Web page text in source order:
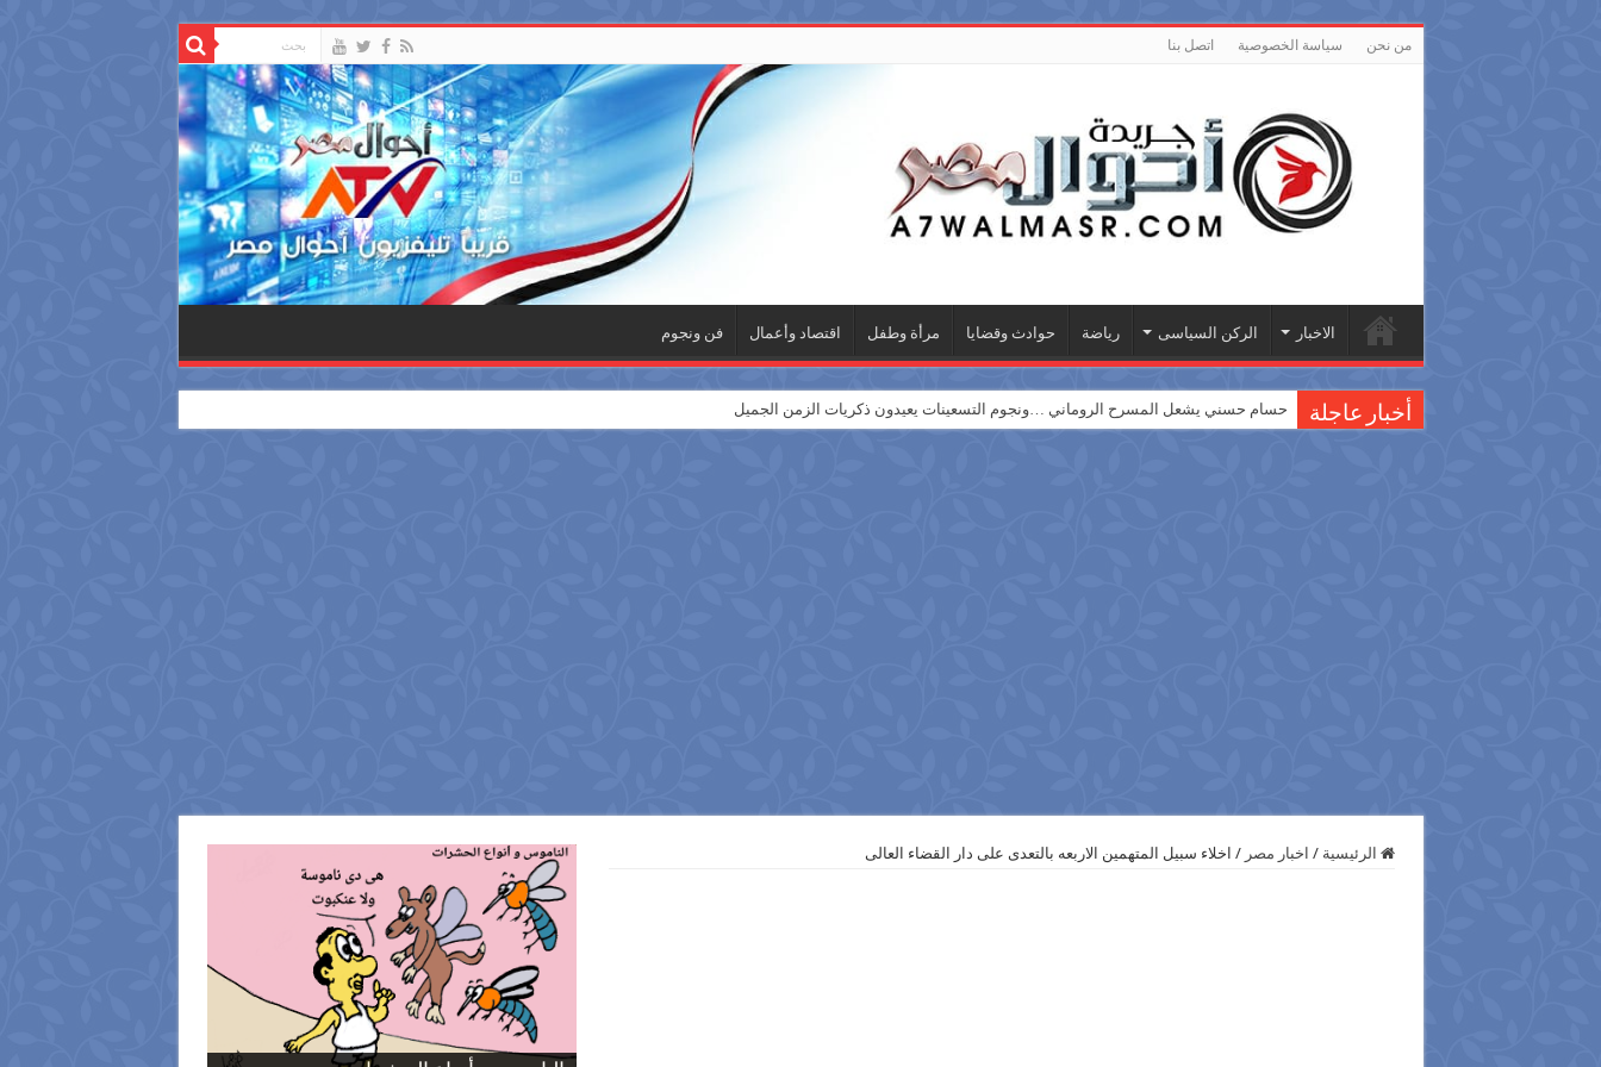
من نحن سياسة الخصوصية اتصل بنا
الاخبار الركن السياسى رياضة حوادث وقضايا مرأة وطفل اقتصاد وأعمال فن ونجوم
أخبار عاجلة حسام حسني يشعل المسرح الروماني …ونجوم التسعينات يعيدون ذكريات الزمن الجميل
الرئيسية / اخبار مصر / اخلاء سبيل المتهمين الاربعه بالتعدى على دار القضاء العالى